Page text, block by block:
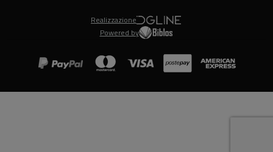
Realizzazione
Powered by